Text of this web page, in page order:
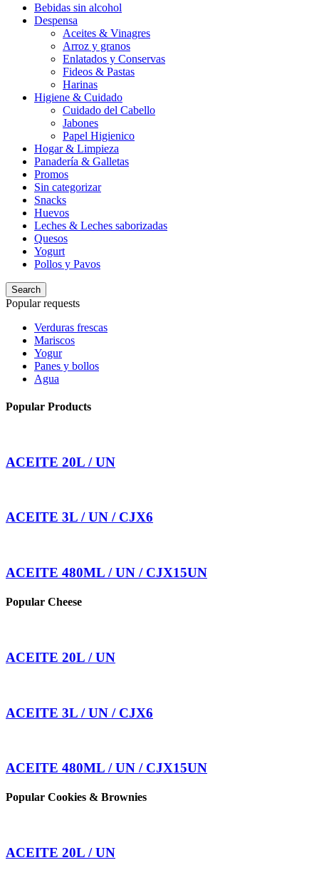
Bebidas sin alcohol
Despensa
Aceites & Vinagres
Arroz y granos
Enlatados y Conservas
Fideos & Pastas
Harinas
Higiene & Cuidado
Cuidado del Cabello
Jabones
Papel Higienico
Hogar & Limpieza
Panadería & Galletas
Promos
Sin categorizar
Snacks
Huevos
Leches & Leches saborizadas
Quesos
Yogurt
Pollos y Pavos
Search
Popular requests
Verduras frescas
Mariscos
Yogur
Panes y bollos
Agua
Popular Products
ACEITE 20L / UN
ACEITE 3L / UN / CJX6
ACEITE 480ML / UN / CJX15UN
Popular Cheese
ACEITE 20L / UN
ACEITE 3L / UN / CJX6
ACEITE 480ML / UN / CJX15UN
Popular Cookies & Brownies
ACEITE 20L / UN